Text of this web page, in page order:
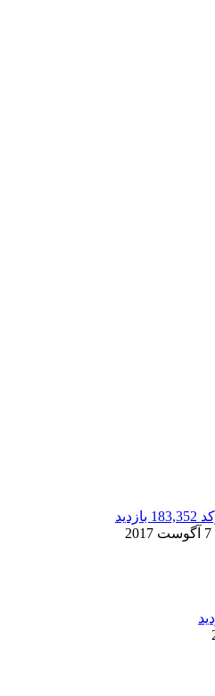
183,352 بازدید
7 آگوست 2017